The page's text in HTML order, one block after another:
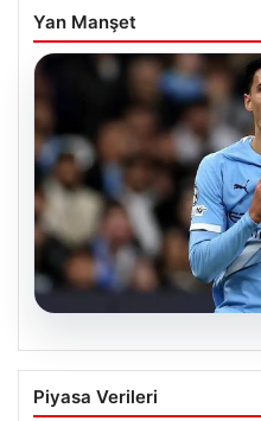
Yan Manşet
05.08.2026
Galatasaray’da
Manchester City’nin
Piyasa Verileri